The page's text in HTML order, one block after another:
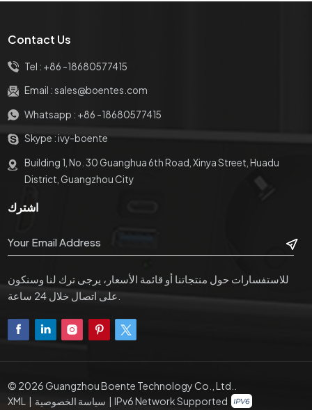
Contact Us
Tel : +86 -18680577415
Email :sales@boentes.com
Whatsapp : +86 -18680577415
Skype :ivy-boente
Building 1, No. 30 Guanghua 6th Road, Xinya Street, Huadu
District, Guangzhou City
اشترك
للاستفسارات حول منتجاتنا أو قائمة الأسعار، يرجى ترك لنا وسنكون
© 2026 Guangzhou Boente Technology Co., Ltd..
XML | سياسة الخصوصية | IPv6 Network Supported